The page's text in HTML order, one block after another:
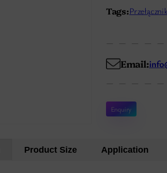
Tags:
Email:
Enquiry
Product Size Application